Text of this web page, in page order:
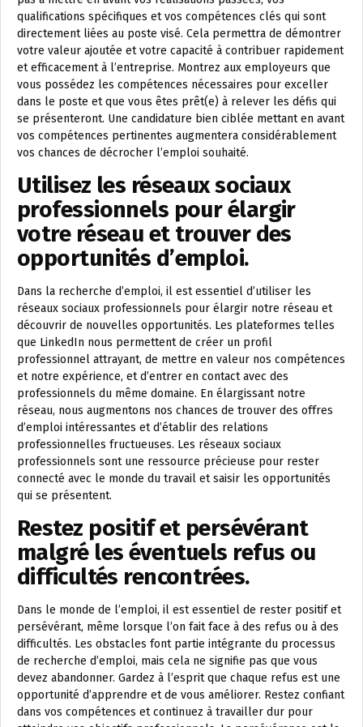
qualifications spécifiques et vos compétences clés qui sont
directement liées au poste visé. Cela permettra de démontrer
votre valeur ajoutée et votre capacité à contribuer rapidement
et efficacement à l’entreprise. Montrez aux employeurs que
vous possédez les compétences nécessaires pour exceller
dans le poste et que vous êtes prêt(e) à relever les défis qui
se présenteront. Une candidature bien ciblée mettant en avant
vos compétences pertinentes augmentera considérablement
vos chances de décrocher l’emploi souhaité.
Utilisez les réseaux sociaux
professionnels pour élargir
votre réseau et trouver des
opportunités d’emploi.
Dans la recherche d’emploi, il est essentiel d’utiliser les
réseaux sociaux professionnels pour élargir notre réseau et
découvrir de nouvelles opportunités. Les plateformes telles
que LinkedIn nous permettent de créer un profil
professionnel attrayant, de mettre en valeur nos compétences
et notre expérience, et d’entrer en contact avec des
professionnels du même domaine. En élargissant notre
réseau, nous augmentons nos chances de trouver des offres
d’emploi intéressantes et d’établir des relations
professionnelles fructueuses. Les réseaux sociaux
professionnels sont une ressource précieuse pour rester
connecté avec le monde du travail et saisir les opportunités
qui se présentent.
Restez positif et persévérant
malgré les éventuels refus ou
difficultés rencontrées.
Dans le monde de l’emploi, il est essentiel de rester positif et
persévérant, même lorsque l’on fait face à des refus ou à des
difficultés. Les obstacles font partie intégrante du processus
de recherche d’emploi, mais cela ne signifie pas que vous
devez abandonner. Gardez à l’esprit que chaque refus est une
opportunité d’apprendre et de vous améliorer. Restez confiant
dans vos compétences et continuez à travailler dur pour